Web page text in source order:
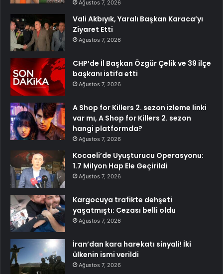
Ağustos 7, 2026
Vali Akbıyık, Yaralı Başkan Karaca’yı
Ziyaret Etti
Ağustos 7, 2026
CHP’de İl Başkan Özgür Çelik ve 39 ilçe
başkanı istifa etti
Ağustos 7, 2026
A Shop for Killers 2. sezon izleme linki
var mı, A Shop for Killers 2. sezon
hangi platformda?
Ağustos 7, 2026
Kocaeli’de Uyuşturucu Operasyonu:
1.7 Milyon Hap Ele Geçirildi
Ağustos 7, 2026
Kargocuya trafikte dehşeti
yaşatmıştı: Cezası belli oldu
Ağustos 7, 2026
İran’dan kara harekatı sinyali! İki
ülkenin ismi verildi
Ağustos 7, 2026